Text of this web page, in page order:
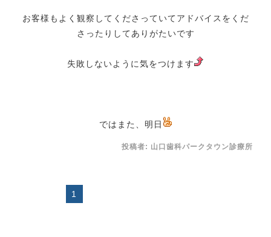
お客様もよく観察してくださっていてアドバイスをくだ
さったりしてありがたいです
失敗しないように気をつけます
ではまた、明日
投稿者: 山口歯科パークタウン診療所
1